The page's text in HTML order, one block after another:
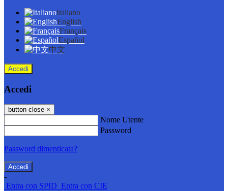
Italiano
English
Français
Español
中文
Accedi
Accedi
button close ×
Nome Utente
Password
Password dimenticata?
-
Entra con SPID Entra con CIE